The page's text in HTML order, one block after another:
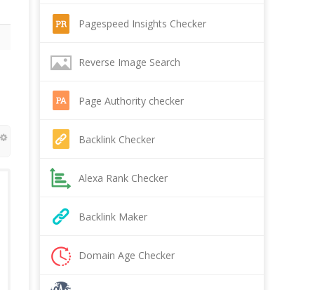
Pagespeed Insights Checker
Reverse Image Search
Page Authority checker
Backlink Checker
Alexa Rank Checker
Backlink Maker
Domain Age Checker